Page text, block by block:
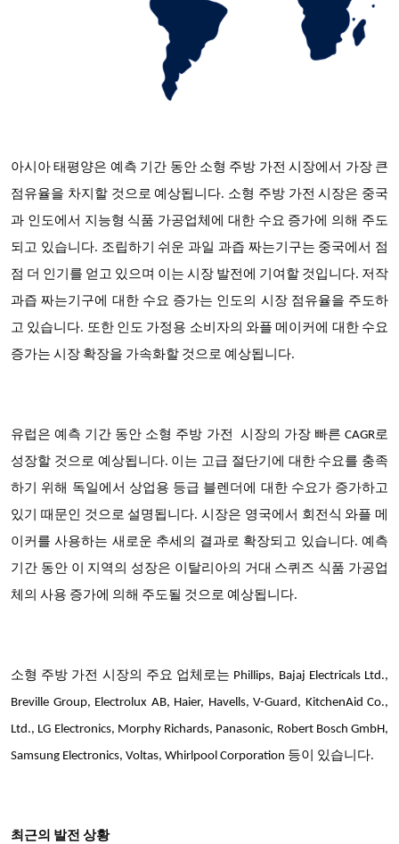
아시아 태평양은 예측 기간 동안 소형 주방 가전 시장에서 가장 큰
점유율을 차지할 것으로 예상됩니다. 소형 주방 가전 시장은 중국
과 인도에서 지능형 식품 가공업체에 대한 수요 증가에 의해 주도
되고 있습니다. 조립하기 쉬운 과일 과즙 짜는기구는 중국에서 점
점 더 인기를 얻고 있으며 이는 시장 발전에 기여할 것입니다. 저작
과즙 짜는기구에 대한 수요 증가는 인도의 시장 점유율을 주도하
고 있습니다. 또한 인도 가정용 소비자의 와플 메이커에 대한 수요
증가는 시장 확장을 가속화할 것으로 예상됩니다.
유럽은 예측 기간 동안 소형 주방 가전 시장의 가장 빠른 CAGR로
성장할 것으로 예상됩니다. 이는 고급 절단기에 대한 수요를 충족
하기 위해 독일에서 상업용 등급 블렌더에 대한 수요가 증가하고
있기 때문인 것으로 설명됩니다. 시장은 영국에서 회전식 와플 메
이커를 사용하는 새로운 추세의 결과로 확장되고 있습니다. 예측
기간 동안 이 지역의 성장은 이탈리아의 거대 스퀴즈 식품 가공업
체의 사용 증가에 의해 주도될 것으로 예상됩니다.
소형 주방 가전 시장의 주요 업체로는 Phillips, Bajaj Electricals Ltd.,
Breville Group, Electrolux AB, Haier, Havells, V-Guard, KitchenAid Co.,
Ltd., LG Electronics, Morphy Richards, Panasonic, Robert Bosch GmbH,
Samsung Electronics, Voltas, Whirlpool Corporation 등이 있습니다.
최근의 발전 상황